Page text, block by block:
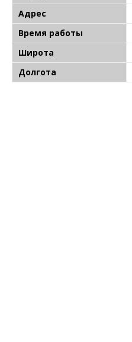
Адрес
Время работы
Широта
Долгота